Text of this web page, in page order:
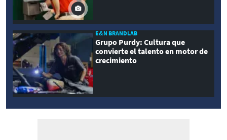
E&N BRANDLAB
Grupo Purdy: Cultura que
convierte el talento en motor de
crecimiento